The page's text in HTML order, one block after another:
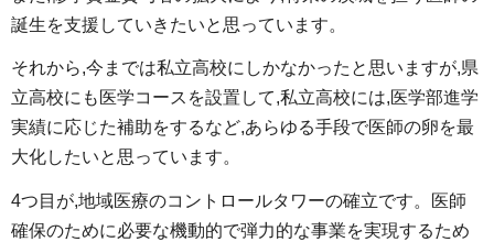
誕生を支援していきたいと思っています。
それから,今までは私立高校にしかなかったと思いますが,県
立高校にも医学コースを設置して,私立高校には,医学部進学
実績に応じた補助をするなど,あらゆる手段で医師の卵を最
大化したいと思っています。
4つ目が,地域医療のコントロールタワーの確立です。医師
確保のために必要な機動的で弾力的な事業を実現するため